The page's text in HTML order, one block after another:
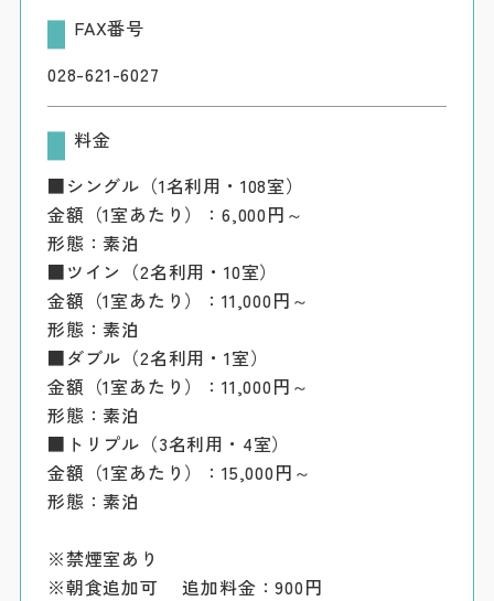
FAX番号
028-621-6027
料金
■シングル（1名利用・108室）
金額（1室あたり）：6,000円～
形態：素泊
■ツイン（2名利用・10室）
金額（1室あたり）：11,000円～
形態：素泊
■ダブル（2名利用・1室）
金額（1室あたり）：11,000円～
形態：素泊
■トリプル（3名利用・4室）
金額（1室あたり）：15,000円～
形態：素泊
※禁煙室あり
※朝食追加可 追加料金：900円